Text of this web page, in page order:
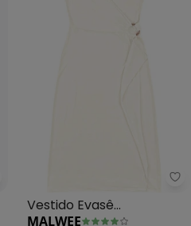
- Vestido (Abstrato
Vestido Evasê
MALWEE